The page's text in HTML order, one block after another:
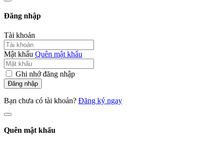
Đăng nhập
Tài khoản
Mật khẩu Quên mật khẩu
Ghi nhớ đăng nhập
Đăng nhập
Bạn chưa có tài khoản? Đăng ký ngay
Quên mật khẩu